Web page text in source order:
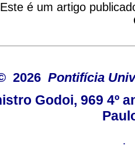
Este é um artigo
2026 Pontifícia
Godoi, 969 4º